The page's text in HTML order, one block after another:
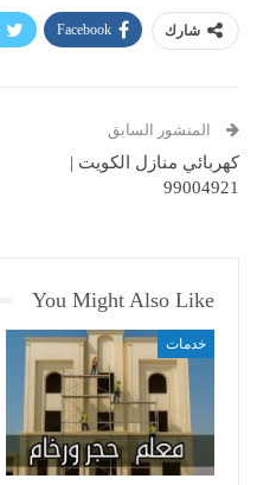
شارك Facebook
المنشور السابق
كهربائي منازل الكويت |
99004921
You Might Also Like
خدمات